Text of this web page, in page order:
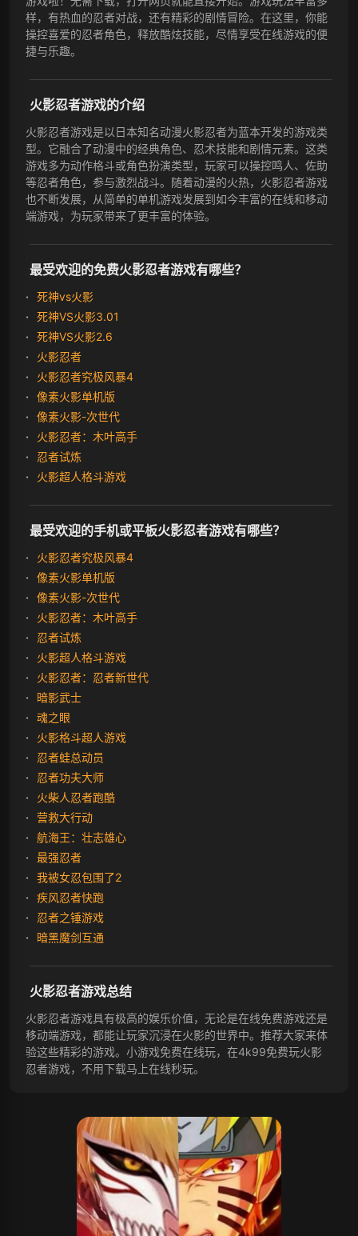
样，有热血的忍者对战，还有精彩的剧情冒险。在这里，你能
操控喜爱的忍者角色，释放酷炫技能，尽情享受在线游戏的便
捷与乐趣。
火影忍者游戏的介绍
火影忍者游戏是以日本知名动漫火影忍者为蓝本开发的游戏类
型。它融合了动漫中的经典角色、忍术技能和剧情元素。这类
游戏多为动作格斗或角色扮演类型，玩家可以操控鸣人、佐助
等忍者角色，参与激烈战斗。随着动漫的火热，火影忍者游戏
也不断发展，从简单的单机游戏发展到如今丰富的在线和移动
端游戏，为玩家带来了更丰富的体验。
最受欢迎的免费火影忍者游戏有哪些？
死神vs火影
死神VS火影3.01
死神VS火影2.6
火影忍者
火影忍者究极风暴4
像素火影单机版
像素火影-次世代
火影忍者：木叶高手
忍者试炼
火影超人格斗游戏
最受欢迎的手机或平板火影忍者游戏有哪些？
火影忍者究极风暴4
像素火影单机版
像素火影-次世代
火影忍者：木叶高手
忍者试炼
火影超人格斗游戏
火影忍者：忍者新世代
暗影武士
魂之眼
火影格斗超人游戏
忍者蛙总动员
忍者功夫大师
火柴人忍者跑酷
营救大行动
航海王：壮志雄心
最强忍者
我被女忍包围了2
疾风忍者快跑
忍者之锤游戏
暗黑魔剑互通
火影忍者游戏总结
火影忍者游戏具有极高的娱乐价值，无论是在线免费游戏还是
移动端游戏，都能让玩家沉浸在火影的世界中。推荐大家来体
验这些精彩的游戏。小游戏免费在线玩，在4k99免费玩火影
忍者游戏，不用下载马上在线秒玩。